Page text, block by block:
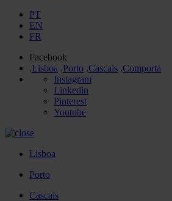
PT
EN
FR
Facebook
.Lisboa .Porto .Cascais .Comporta
Instagram
Linkedin
Pinterest
Youtube
Lisboa
Porto
Cascais